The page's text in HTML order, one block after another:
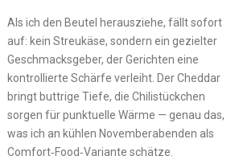
Als ich den Beutel herausziehe, fällt sofort
auf: kein Streukäse, sondern ein gezielter
Geschmacksgeber, der Gerichten eine
kontrollierte Schärfe verleiht. Der Cheddar
bringt buttrige Tiefe, die Chilistückchen
sorgen für punktuelle Wärme — genau das,
was ich an kühlen Novemberabenden als
Comfort‑Food‑Variante schätze.